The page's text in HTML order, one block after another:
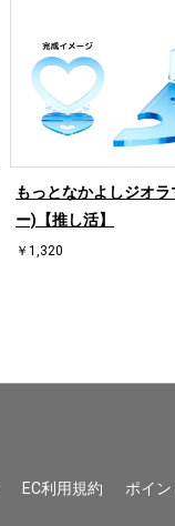
もっとなかよしジオ
ー)【推し活】
￥1,320
EC利用規約 ポイ